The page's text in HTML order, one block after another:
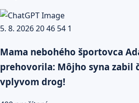
Mama nebohého športovca
prehovorila: Môjho syna zabil
vplyvom drog!